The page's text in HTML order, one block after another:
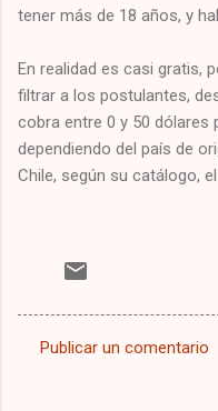
tener más de 18 años, y
En realidad es casi gratis,
filtrar a los postulantes,
cobra entre 0 y 50 dólares
dependiendo del país de
Chile, según su catálogo,
Publicar un comentario